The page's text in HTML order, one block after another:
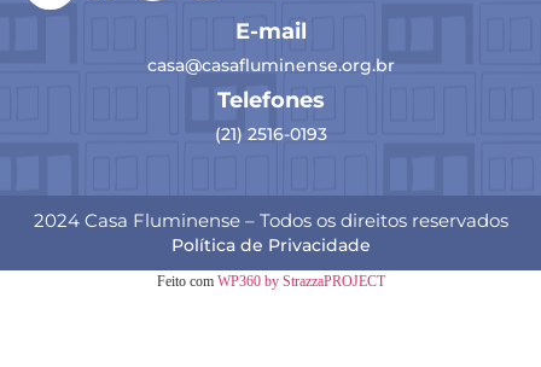
E-mail
casa@casafluminense.org.br
Telefones
(21) 2516-0193
2024 Casa Fluminense – Todos os direitos reservados
Política de Privacidade
Feito com WP360 by StrazzaPROJECT